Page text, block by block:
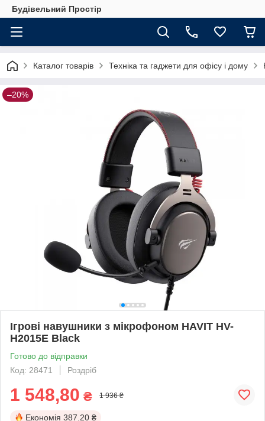
Будівельний Простір
Каталог товарів Техніка та гаджети для офісу і дому
–20%
Ігрові навушники з мікрофоном HAVIT HV-
H2015E Black
Готово до відправки
Код: 28471
Роздріб
1 548,80 ₴ 1 936 ₴
Економія 387.20 ₴